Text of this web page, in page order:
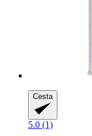
Cesta
5.0 (1)